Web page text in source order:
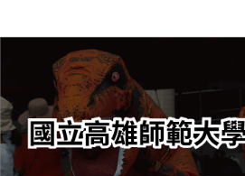
轉
要
內
容